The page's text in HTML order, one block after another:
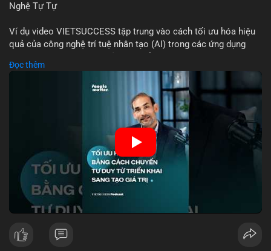
Nghệ Tự Tự
Ví dụ video VIETSUCCESS tập trung vào cách tối ưu hóa hiệu
quả của công nghệ trí tuệ nhân tạo (AI) trong các ứng dụng
đoán xu hướng thị trường, và tự động hóa quy trình trong lĩnh
vực tài chính và crypto. Bài đăng nhấn mạnh vai trò của AI
trong việc giảm thiểu sai lầm, tăng tốc độ xử lý, và hỗ trợ quyết
định dựa trên dữ liệu. Điều này đặc biệt quan trọng trong thời
kỳ phát triển nhanh chóng của ngành crypto, nơi tính chính xác
và tốc độ là yếu tố quyết định.
🎥 Xem video trực tiếp tại:
Nguồn: VIETSUCCESS
Đọc thêm